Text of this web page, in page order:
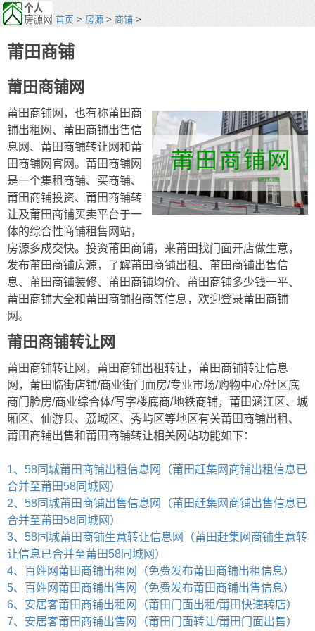
首页 > 房源 > 商铺 >
莆田商铺
莆田商铺网
莆田商铺网，也有称莆田商
铺出租网、莆田商铺出售信
息网、莆田商铺转让网和莆
田商铺网官网。莆田商铺网
是一个集租商铺、买商铺、
莆田商铺投资、莆田商铺转
让及莆田商铺买卖平台于一
体的综合性商铺租售网站，
房源多成交快。投资莆田商铺，来莆田找门面开店做生意，
发布莆田商铺房源，了解莆田商铺出租、莆田商铺出售信
息、莆田商铺装修、莆田商铺均价、莆田商铺多少钱一平、
莆田商铺大全和莆田商铺招商等信息，欢迎登录莆田商铺
网。
莆田商铺转让网
莆田商铺转让网，莆田商铺出租转让，莆田商铺转让信息
网，莆田临街店铺/商业街门面房/专业市场/购物中心/社区底
商门脸房/商业综合体/写字楼底商/地铁商铺，莆田涵江区、城
厢区、仙游县、荔城区、秀屿区等地区有关莆田商铺出租、
莆田商铺出售和莆田商铺转让相关网站功能如下：
1、58同城莆田商铺出租信息网（莆田赶集网商铺出租信息已
合并至莆田58同城网）
2、58同城莆田商铺出售信息网（莆田赶集网商铺出售信息已
合并至莆田58同城网）
3、58同城莆田商铺生意转让信息网（莆田赶集网商铺生意转
让信息已合并至莆田58同城网）
4、百姓网莆田商铺出租网（免费发布莆田商铺出租信息）
5、百姓网莆田商铺出售网（免费发布莆田商铺出售信息）
6、安居客莆田商铺出租网（莆田门面出租/莆田快速转店）
7、安居客莆田商铺出售网（莆田门面转让/莆田门面出售）